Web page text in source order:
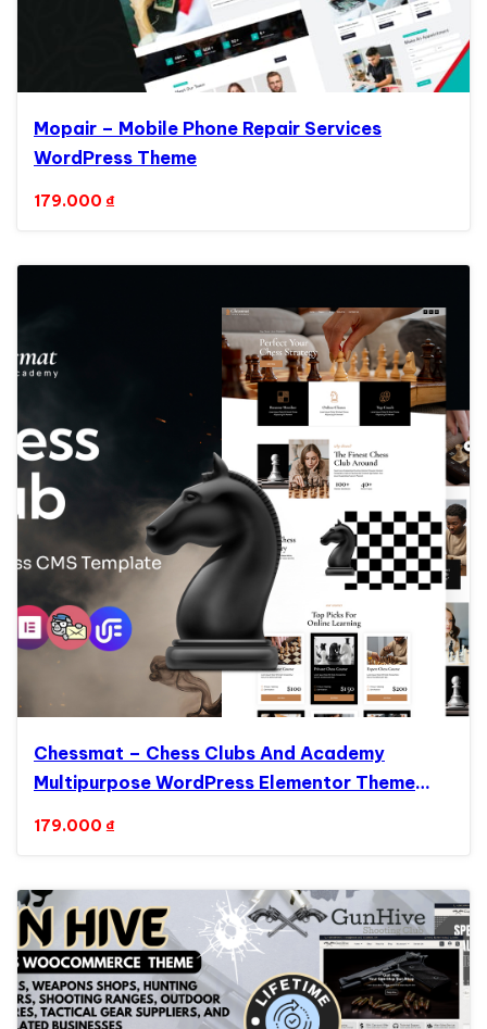
Mopair – Mobile Phone Repair Services
WordPress Theme
179.000 ₫
Chessmat – Chess Clubs And Academy
Multipurpose WordPress Elementor Theme
179.000 ₫